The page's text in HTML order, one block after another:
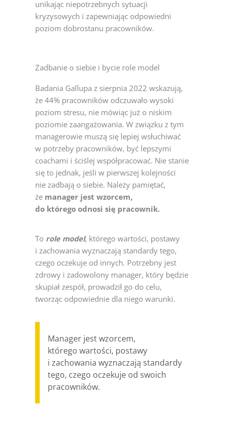
unikając niepotrzebnych sytuacji
kryzysowych i zapewniając odpowiedni
poziom dobrostanu pracowników.
Zadbanie o siebie i bycie role model
Badania Gallupa z sierpnia 2022 wskazują,
że 44% pracowników odczuwało wysoki
poziom stresu, nie mówiąc już o niskim
poziomie zaangażowania. W związku z tym
managerowie muszą się lepiej wsłuchiwać
w potrzeby pracowników, być lepszymi
coachami i ściślej współpracować. Nie stanie
się to jednak, jeśli w pierwszej kolejności
nie zadbają o siebie. Należy pamiętać,
że manager jest wzorcem,
do którego odnosi się pracownik.
To role model, którego wartości, postawy
i zachowania wyznaczają standardy tego,
czego oczekuje od innych. Potrzebny jest
zdrowy i zadowolony manager, który będzie
skupiał zespół, prowadził go do celu,
tworząc odpowiednie dla niego warunki.
Manager jest wzorcem,
którego wartości, postawy
i zachowania wyznaczają standardy
tego, czego oczekuje od swoich
pracowników.